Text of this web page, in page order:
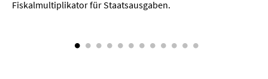
Fiskalmultiplikator für Staatsausgaben.